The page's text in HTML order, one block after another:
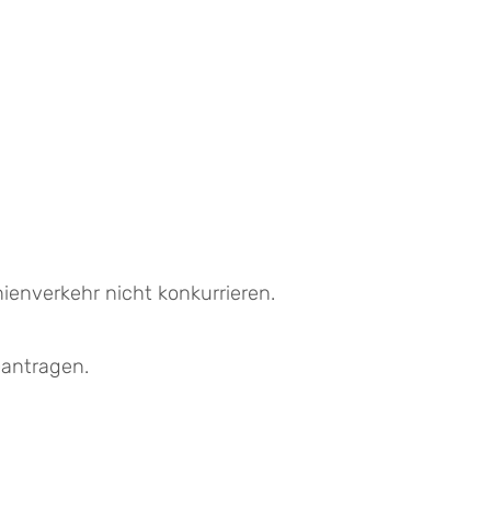
nicht konkurrieren.